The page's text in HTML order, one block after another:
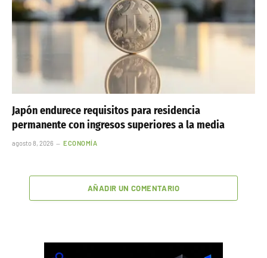
Japón endurece requisitos para residencia
permanente con ingresos superiores a la media
agosto 8, 2026 ECONOMÍA
AÑADIR UN COMENTARIO